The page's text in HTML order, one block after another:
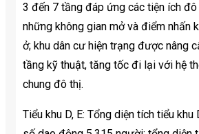
3 đến 7 tầng đáp ứng các tiện ích đô
những không gian mở và điểm nhấn
ở; khu dân cư hiện trạng được nâng
tầng kỹ thuật, tăng tốc đi lại với hệ
chung đô thị.
Tiểu khu D, E: Tổng diện tích tiểu khu